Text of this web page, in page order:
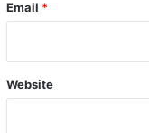
Email *
Website